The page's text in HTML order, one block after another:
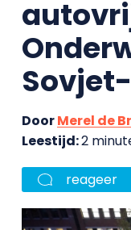
DoorMerel de
Leestijd:2
reageer